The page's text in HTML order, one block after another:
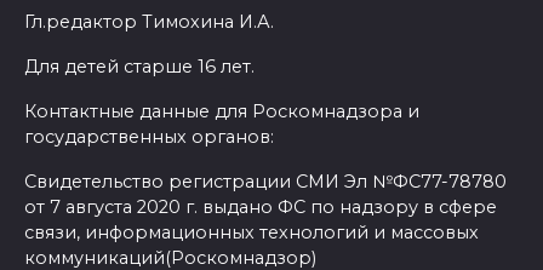
Гл.редактор Тимохина И.А.
Для детей старше 16 лет.
Контактные данные для Роскомнадзора и
государственных органов:
Свидетельство регистрации СМИ Эл №ФС77-78780
от 7 августа 2020 г. выдано ФС по надзору в сфере
связи, информационных технологий и массовых
коммуникаций(Роскомнадзор)